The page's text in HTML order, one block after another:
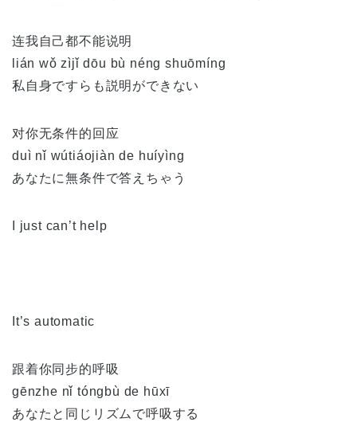
连我自己都不能说明
lián wǒ zìjǐ dōu bù néng shuōmíng
私自身ですらも説明ができない
对你无条件的回应
duì nǐ wútiáojiàn de huíyìng
あなたに無条件で答えちゃう
I just can’t help
It’s automatic
跟着你同步的呼吸
gēnzhe nǐ tóngbù de hūxī
あなたと同じリズムで呼吸する